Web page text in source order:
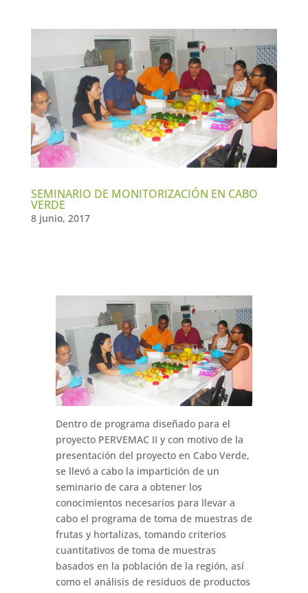
SEMINARIO DE MONITORIZACIÓN EN CABO
VERDE
8 junio, 2017
Dentro de programa diseñado para el
proyecto PERVEMAC II y con motivo de la
presentación del proyecto en Cabo Verde,
se llevó a cabo la impartición de un
seminario de cara a obtener los
conocimientos necesarios para llevar a
cabo el programa de toma de muestras de
frutas y hortalizas, tomando criterios
cuantitativos de toma de muestras
basados en la población de la región, así
como el análisis de residuos de productos